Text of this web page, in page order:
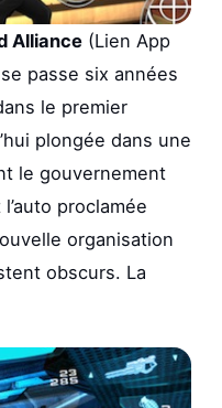
Alliance (Lien App
passe six années
le premier
plongée dans une
le gouvernement
proclamée
organisation
obscurs. La